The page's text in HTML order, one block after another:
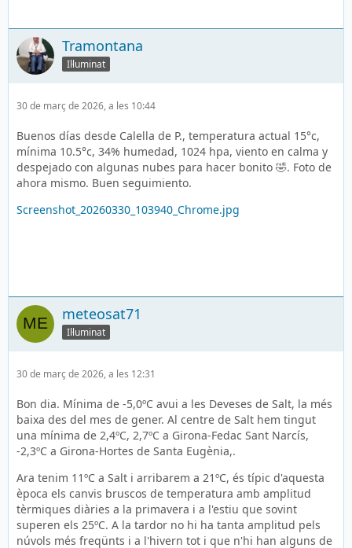
Tramontana
Il·luminat
30 de març de 2026, a les 10:44
Buenos días desde Calella de P., temperatura actual 15°c,
mínima 10.5°c, 34% humedad, 1024 hpa, viento en calma y
despejado con algunas nubes para hacer bonito 🤣. Foto de
ahora mismo. Buen seguimiento.
Screenshot_20260330_103940_Chrome.jpg
meteosat71
Il·luminat
30 de març de 2026, a les 12:31
Bon dia. Mínima de -5,0ºC avui a les Deveses de Salt, la més
baixa des del mes de gener. Al centre de Salt hem tingut
una mínima de 2,4ºC, 2,7ºC a Girona-Fedac Sant Narcís,
-2,3ºC a Girona-Hortes de Santa Eugènia,.
Ara tenim 11ºC a Salt i arribarem a 21ºC, és típic d'aquesta
època els canvis bruscos de temperatura amb amplitud
tèrmiques diàries a la primavera i a l'estiu que sovint
superen els 25ºC. A la tardor no hi ha tanta amplitud pels
núvols més freqünts i a l'hivern tot i que n'hi han alguns de